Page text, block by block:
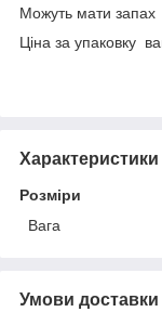
Можуть мати запах
Ціна за упаковку
Характеристики
Розміри
Вага
Умови доставки